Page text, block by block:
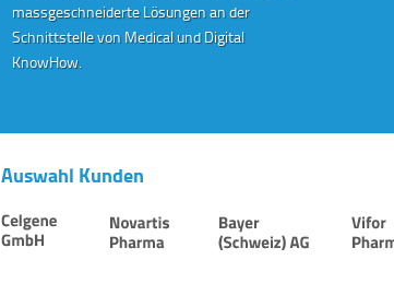
massgeschneiderte Lösungen an der
Schnittstelle von Medical und Digital
KnowHow.
Auswahl Kunden